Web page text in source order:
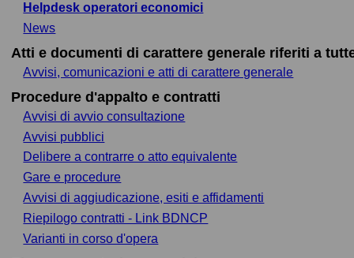
Helpdesk operatori economici
News
Atti e documenti di carattere generale riferiti a
Avvisi, comunicazioni e atti di carattere generale
Procedure d'appalto e contratti
Avvisi di avvio consultazione
Avvisi pubblici
Delibere a contrarre o atto equivalente
Gare e procedure
Avvisi di aggiudicazione, esiti e affidamenti
Riepilogo contratti - Link BDNCP
Varianti in corso d'opera